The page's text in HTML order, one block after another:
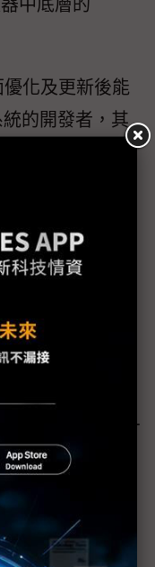
中底層的
化及更新後能
的開發者，其
、NCCL、
Isaac軟體開發
為NVIDIA推出
TensorRT 4.0
4.0為
一。」NVIDIA
過針對基於
，使TensorRT
領域應用。
的用戶將能從
了解清